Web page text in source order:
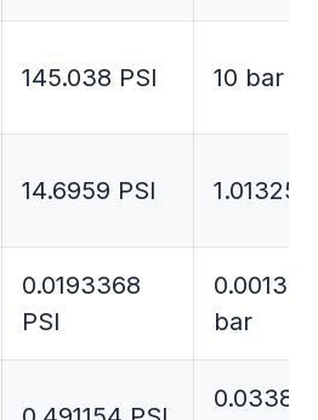
145.038 PSI 10 bar
14.6959 PSI 1.01325
0.0193368
PSI
bar